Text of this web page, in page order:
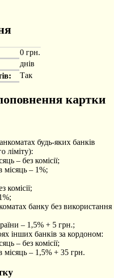
0 грн.
днів
Так
картки
будь-яких банків
ліміту):
– без комісії;
місяць – 1%;
комісії;
банку без використання
– 1,5% + 5 грн.;
інших банків за кордоном:
– без комісії;
місяць – 1,5% + 35 грн.